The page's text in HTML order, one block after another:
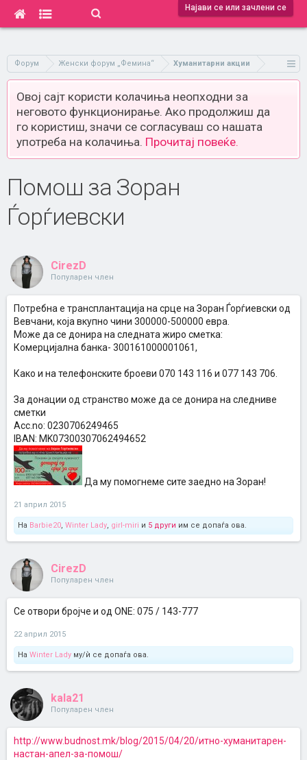
Најави се или зачлени се
Форум Женски форум „Фемина“ Хуманитарни акции
Овој сајт користи колачиња неопходни за
неговото функционирање. Ако продолжиш да
го користиш, значи се согласуваш со нашата
употреба на колачиња. Прочитај повеќе.
Помош за Зоран
Ѓорѓиевски
CirezD
Популарен член
Потребна е трансплантација на срце на Зоран Ѓорѓиевски од
Вевчани, која вкупно чини 300000-500000 евра.
Може да се донира на следната жиро сметка:
Комерцијална банка- 300161000001061,
Како и на телефонските броеви 070 143 116 и 077 143 706.
За донации од странство може да се донира на следниве
сметки
Acc.no: 0230706249465
IBAN: MK07300307062494652
Да му помогнеме сите заедно на Зоран!
21 април 2015
На Barbie20, Winter Lady, girl-miri и 5 други им се допаѓа ова.
CirezD
Популарен член
Се отвори бројче и од ONE: 075 / 143-777
22 април 2015
На Winter Lady му/ѝ се допаѓа ова.
kala21
Популарен член
http://www.budnost.mk/blog/2015/04/20/итно-хуманитарен-
настан-апел-за-помош/